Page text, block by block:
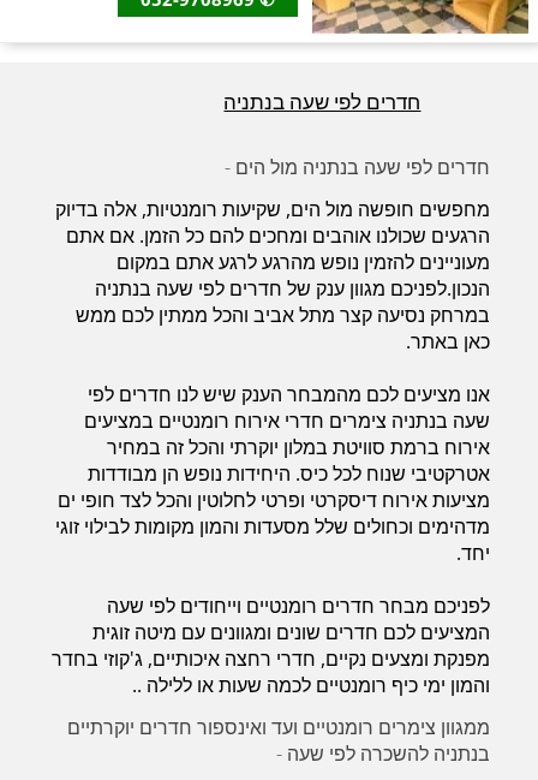
חדרים לפי שעה בנתניה
חדרים לפי שעה בנתניה מול הים -
מחפשים חופשה מול הים, שקיעות רומנטיות, אלה בדיוק
הרגעים שכולנו אוהבים ומחכים להם כל הזמן. אם אתם
מעוניינים להזמין נופש מהרגע לרגע אתם במקום
הנכון.לפניכם מגוון ענק של חדרים לפי שעה בנתניה
במרחק נסיעה קצר מתל אביב והכל ממתין לכם ממש
כאן באתר.
אנו מציעים לכם מהמבחר הענק שיש לנו חדרים לפי
שעה בנתניה צימרים חדרי אירוח רומנטיים במציעים
אירוח ברמת סוויטת במלון יוקרתי והכל זה במחיר
אטרקטיבי שנוח לכל כיס. היחידות נופש הן מבודדות
מציעות אירוח דיסקרטי ופרטי לחלוטין והכל לצד חופי ים
מדהימים וכחולים שלל מסעדות והמון מקומות לבילוי זוגי
יחד.
לפניכם מבחר חדרים רומנטיים וייחודים לפי שעה
המציעים לכם חדרים שונים ומגוונים עם מיטה זוגית
מפנקת ומצעים נקיים, חדרי רחצה איכותיים, ג'קוזי בחדר
והמון ימי כיף רומנטיים לכמה שעות או ללילה ..
ממגוון צימרים רומנטיים ועד ואינספור חדרים יוקרתיים
בנתניה להשכרה לפי שעה -